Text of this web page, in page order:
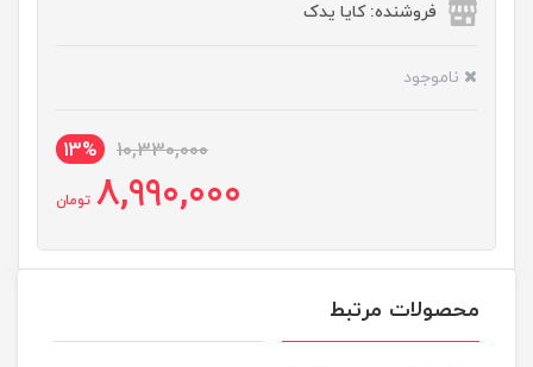
فروشنده: کایا یدک
ناموجود
10,330,000
13%
8,990,000 تومان
محصولات مرتبط